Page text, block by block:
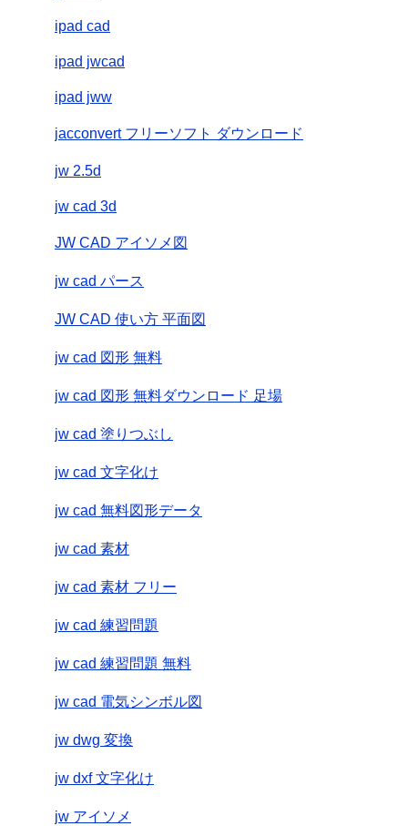
ipad cad
ipad jwcad
ipad jww
jacconvert フリーソフト ダウンロード
jw 2.5d
jw cad 3d
JW CAD アイソメ図
jw cad パース
JW CAD 使い方 平面図
jw cad 図形 無料
jw cad 図形 無料ダウンロード 足場
jw cad 塗りつぶし
jw cad 文字化け
jw cad 無料図形データ
jw cad 素材
jw cad 素材 フリー
jw cad 練習問題
jw cad 練習問題 無料
jw cad 電気シンボル図
jw dwg 変換
jw dxf 文字化け
jw アイソメ